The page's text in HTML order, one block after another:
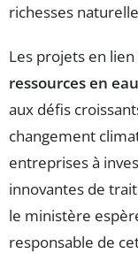
richesses
Les projets en
ressources en eau
aux défis
changement
entreprises à
innovantes de
le ministère
responsable de